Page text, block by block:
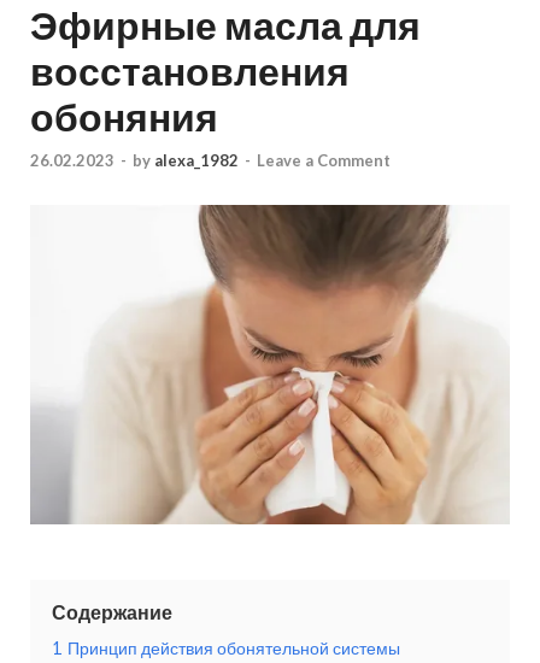
Эфирные масла для
восстановления
обоняния
26.02.2023 - by alexa_1982 - Leave a Comment
Содержание
1 Принцип действия обонятельной системы